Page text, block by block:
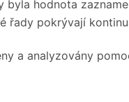
byla hodnota
řady pokrývají
a analyzovány